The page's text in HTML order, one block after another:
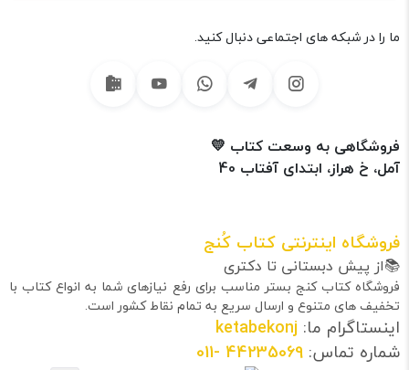
ما را در شبکه های اجتماعی دنبال کنید.
فروشگاهی به وسعت کتاب 💛
آمل، خ هراز، ابتدای آفتاب 40
فروشگاه اینترنتی کتاب کُنج
📚از پیش دبستانی تا دکتری
فروشگاه کتاب کنج بستر مناسب برای رفع نیازهای شما به انواع کتاب با
تخفیف های متنوع و ارسال سریع به تمام نقاط کشور است.
اینستاگرام ما: ketabekonj
شماره تماس: 44235069
-011